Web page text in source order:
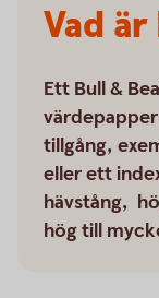
Vad
Ett Bull &
tillgång,
eller ett
hävstång,
hög till